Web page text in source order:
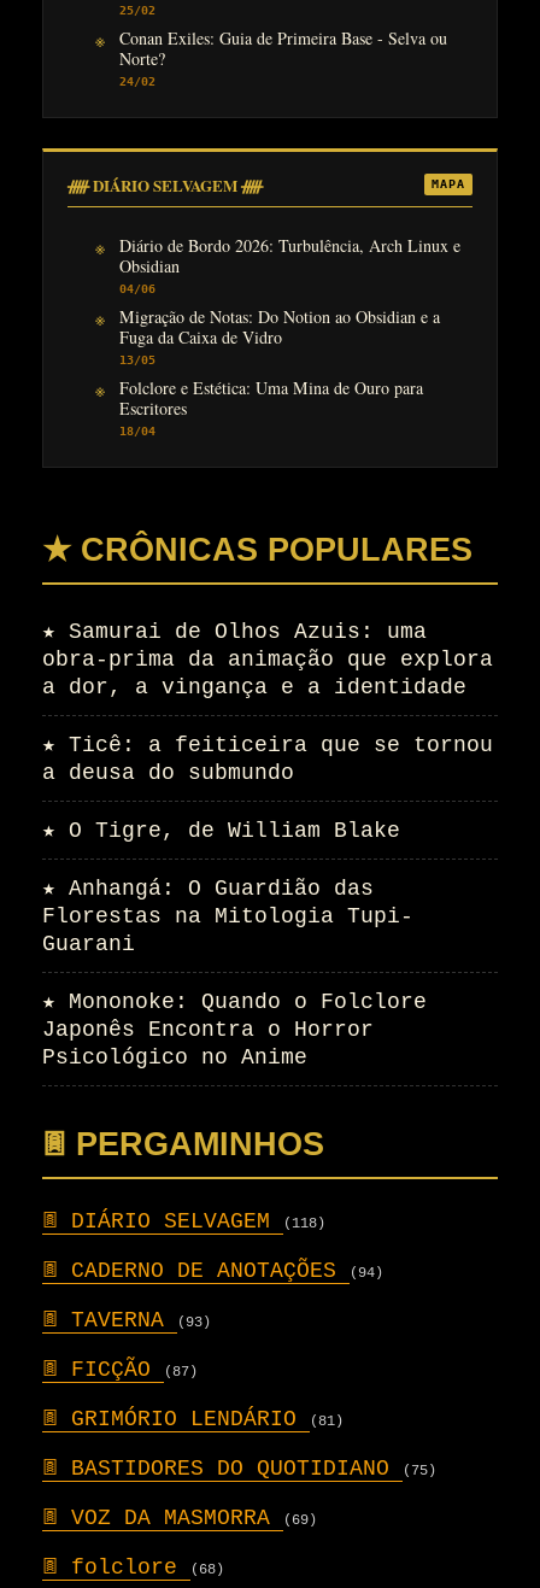
25/02
Conan Exiles: Guia de Primeira Base - Selva ou
Norte?
24/02
ᚏ DIÁRIO SELVAGEM ᚏ MAPA
Diário de Bordo 2026: Turbulência, Arch Linux e
Obsidian
04/06
Migração de Notas: Do Notion ao Obsidian e a
Fuga da Caixa de Vidro
13/05
Folclore e Estética: Uma Mina de Ouro para
Escritores
18/04
★ CRÔNICAS POPULARES
★ Samurai de Olhos Azuis: uma
obra-prima da animação que explora
a dor, a vingança e a identidade
★ Ticê: a feiticeira que se tornou
a deusa do submundo
★ O Tigre, de William Blake
★ Anhangá: O Guardião das
Florestas na Mitologia Tupi-
Guarani
★ Mononoke: Quando o Folclore
Japonês Encontra o Horror
Psicológico no Anime
𖣍 PERGAMINHOS
𖣍 DIÁRIO SELVAGEM (118)
𖣍 CADERNO DE ANOTAÇÕES (94)
𖣍 TAVERNA (93)
𖣍 FICÇÃO (87)
𖣍 GRIMÓRIO LENDÁRIO (81)
𖣍 BASTIDORES DO QUOTIDIANO (75)
𖣍 VOZ DA MASMORRA (69)
𖣍 folclore (68)